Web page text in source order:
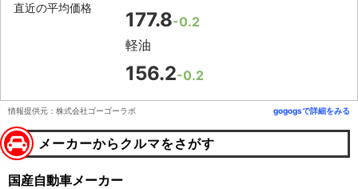
直近の平均価格 177.8-0.2
軽油
156.2-0.2
情報提供元：株式会社ゴーゴーラボ gogogsで詳細をみる
メーカーからクルマをさがす
国産自動車メーカー